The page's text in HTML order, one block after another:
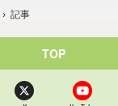
› 記事
TOP